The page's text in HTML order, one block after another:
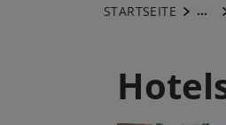
STARTSEITE ...